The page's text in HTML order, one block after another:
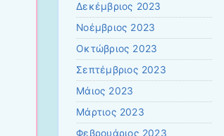
Δεκέμβριος 2023
Νοέμβριος 2023
Οκτώβριος 2023
Σεπτέμβριος 2023
Μάιος 2023
Μάρτιος 2023
Φεβρουάριος 2023